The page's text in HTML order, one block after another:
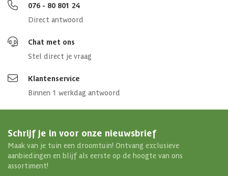
076 - 80 801 24
Direct antwoord
Chat met ons
Stel direct je vraag
Klantenservice
Binnen 1 werkdag antwoord
Schrijf je in voor onze nieuwsbrief
Maak van je tuin een droomtuin! Ontvang exclusieve
aanbiedingen en blijf als eerste op de hoogte van ons
assortiment!